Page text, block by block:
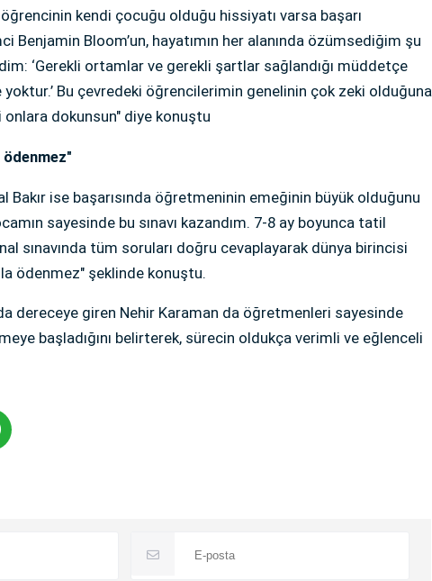
kendi çocuğu olduğu hissiyatı varsa başarı
Benjamin Bloom’un, hayatımın her alanında özümsediğim şu
‘Gerekli ortamlar ve gerekli şartlar sağlandığı müddetçe
Bu çevredeki öğrencilerimin genelinin çok zeki olduğuna
onlara dokunsun" diye konuştu
ödenmez"
Bakır ise başarısında öğretmeninin emeğinin büyük olduğunu
sayesinde bu sınavı kazandım. 7-8 ay boyunca tatil
sınavında tüm soruları doğru cevaplayarak dünya birincisi
ödenmez" şeklinde konuştu.
dereceye giren Nehir Karaman da öğretmenleri sayesinde
başladığını belirterek, sürecin oldukça verimli ve eğlenceli